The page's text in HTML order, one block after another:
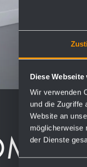
Diese
Wir verwenden
und die Zugriffe
Website an
möglicherweise
der Dienste